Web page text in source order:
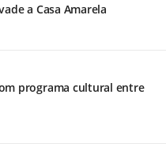
a Casa Amarela
programa cultural entre